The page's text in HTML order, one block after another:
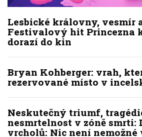
Lesbické královny, vesmír
Festivalový hit Princezna
dorazí do kin
Bryan Kohberger: vrah,
rezervované místo v
Neskutečný triumf,
nesmrtelnost v zóně smrti:
vrcholů: Nic není